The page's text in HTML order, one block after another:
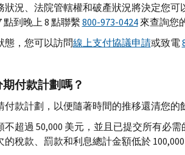
況、法院管轄權和破產狀況將決定您
到晚上 8 點聯繫800-973-0424來查詢您
態，您可以訪問線上支付協議申請或致電
付款計劃嗎？
款計劃，以便隨著時間的推移還清您的
超過 50,000 美元，並且已提交所有必
稅款、罰款和利息總計金額低於